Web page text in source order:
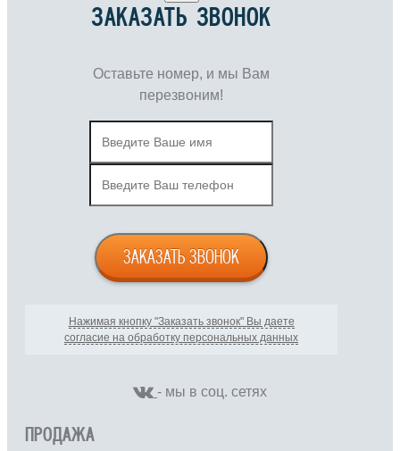
ЗАКАЗАТЬ ЗВОНОК
Оставьте номер, и мы Вам
перезвоним!
ЗАКАЗАТЬ ЗВОНОК
Нажимая кнопку "Заказать звонок" Вы даете
согласие на обработку персональных данных
- мы в соц. сетях
ПРОДАЖА